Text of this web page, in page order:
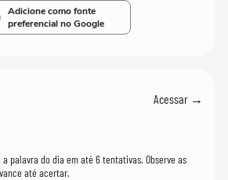
Adicione como fonte
preferencial no Google
Acessar →
a palavra do dia em até 6 tentativas. Observe as
até acertar.